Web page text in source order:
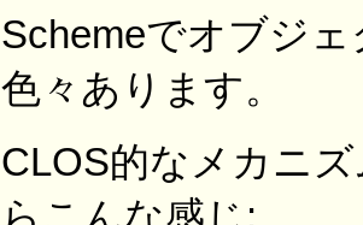
Schemeでオブジ
色々あります。
CLOS的なメカニ